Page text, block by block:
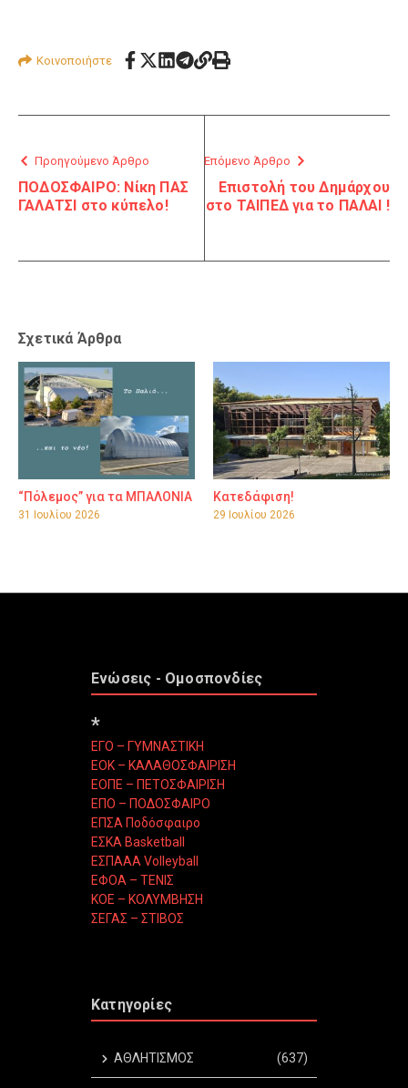
Κοινοποιήστε
Προηγούμενο Άρθρο
ΠΟΔΟΣΦΑΙΡΟ: Νίκη ΠΑΣ
ΓΑΛΑΤΣΙ στο κύπελο!
Επόμενο Άρθρο
Επιστολή του Δημάρχου
στο ΤΑΙΠΕΔ για το ΠΑΛΑΙ !
Σχετικά Άρθρα
“Πόλεμος” για τα ΜΠΑΛΟΝΙΑ
31 Ιουλίου 2026
Κατεδάφιση!
29 Ιουλίου 2026
Ενώσεις - Ομοσπονδίες
*
ΕΓΟ – ΓΥΜΝΑΣΤΙΚΗ
ΕΟΚ – ΚΑΛΑΘΟΣΦΑΙΡΙΣΗ
ΕΟΠΕ – ΠΕΤΟΣΦΑΙΡΙΣΗ
ΕΠΟ – ΠΟΔΟΣΦΑΙΡΟ
ΕΠΣΑ Ποδόσφαιρο
ΕΣΚΑ Basketball
ΕΣΠΑΑΑ Volleyball
ΕΦΟΑ – ΤΕΝΙΣ
ΚΟΕ – ΚΟΛΥΜΒΗΣΗ
ΣΕΓΑΣ – ΣΤΙΒΟΣ
Κατηγορίες
ΑΘΛΗΤΙΣΜΟΣ (637)